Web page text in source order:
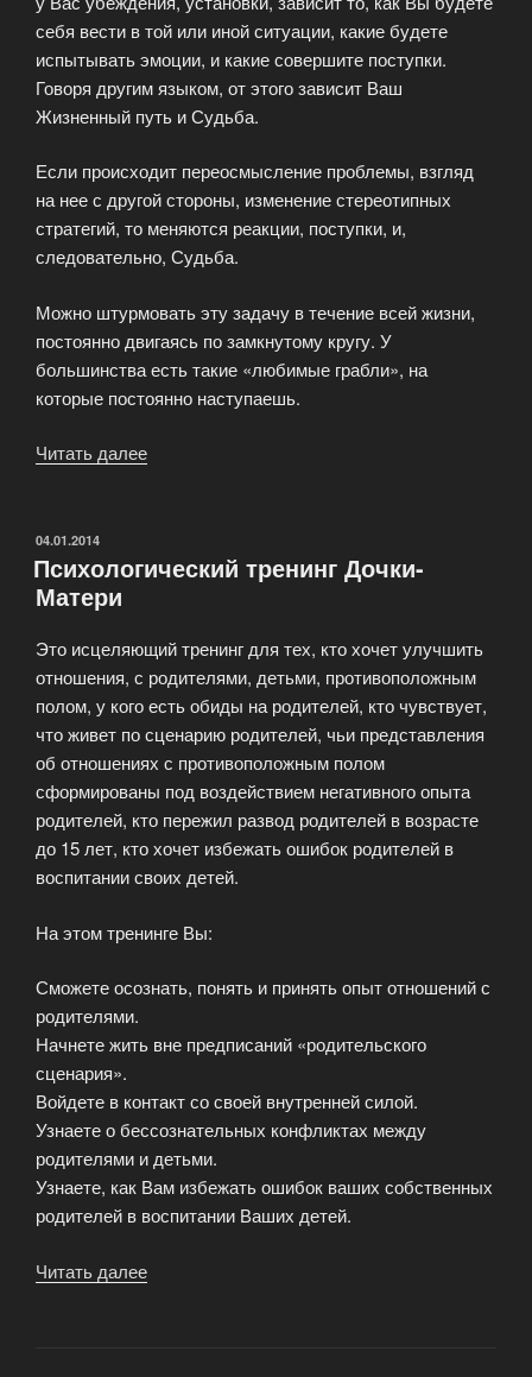
себя вести в той или иной ситуации, какие будете
испытывать эмоции, и какие совершите поступки.
Говоря другим языком, от этого зависит Ваш
Жизненный путь и Судьба.
Если происходит переосмысление проблемы, взгляд
на нее с другой стороны, изменение стереотипных
стратегий, то меняются реакции, поступки, и,
следовательно, Судьба.
Можно штурмовать эту задачу в течение всей жизни,
постоянно двигаясь по замкнутому кругу. У
большинства есть такие «любимые грабли», на
которые постоянно наступаешь.
Читать далее
ОПУБЛИКОВАНО
04.01.2014
Психологический тренинг Дочки-
Матери
Это исцеляющий тренинг для тех, кто хочет улучшить
отношения, с родителями, детьми, противоположным
полом, у кого есть обиды на родителей, кто чувствует,
что живет по сценарию родителей, чьи представления
об отношениях с противоположным полом
сформированы под воздействием негативного опыта
родителей, кто пережил развод родителей в возрасте
до 15 лет, кто хочет избежать ошибок родителей в
воспитании своих детей.
На этом тренинге Вы:
Сможете осознать, понять и принять опыт отношений с
родителями.
Начнете жить вне предписаний «родительского
сценария».
Войдете в контакт со своей внутренней силой.
Узнаете о бессознательных конфликтах между
родителями и детьми.
Узнаете, как Вам избежать ошибок ваших собственных
родителей в воспитании Ваших детей.
Читать далее